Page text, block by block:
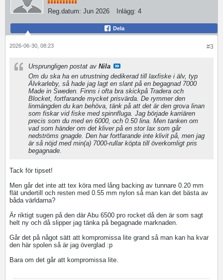
Reg.datum: Jun 2026 Inlägg: 4
Dela
#3
2026-06-30, 08:23
Ursprungligen postat av Nila
Om du ska ha en utrustning dedikerad till laxfiske i älv, typ
Älvkarleby, så hade jag lagt en slant på en begagnad 7000
Made in Sweden. Finns i ofta bra skickpå Tradera och
Blocket, fortfarande mycket prisvärda. De rymmer den
linmängden du kan behöva, tänk på att det är den grova linan
som fiskar vid fiske med spinnfluga. Jag började karriären
precis som du med en 6000, och 0.50 lina. Men tanken om
vad som händer om det kliver på en stor lax som går
nedströms gnagde. Den har fortfarande inte klivit på, men jag
är så nöjd med min(a) 7000-rullar köpta till överkomligt pris
begagnade.
Tack för tipset!
Men går det inte att tex köra med lång backing av tunnare 0.20 mm
flät undertill och resten med 0.55 mm nylon så man kan det bästa av
båda världarna?
Är riktigt sugen på den där Abu 6500 pro rocket då den är som sagt
helt ny och då slipper jag tänka på begagnade marknaden.
Går det på något sätt att kompromissa lite grand så man kan ha kvar
den här spolen så är jag överglad :p
Bara om det går att kompromissa lite.